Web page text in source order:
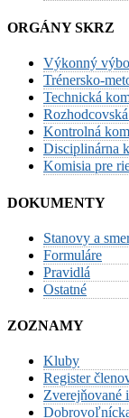
ORGÁNY SKRZ
Výkonný
Trénersko-
Technická
Kontrolná
Disciplinárna
Komisia pre
DOKUMENTY
Stanovy a
Formuláre
Pravidlá
Ostatné
ZOZNAMY
Kluby
Register
Zverejňované